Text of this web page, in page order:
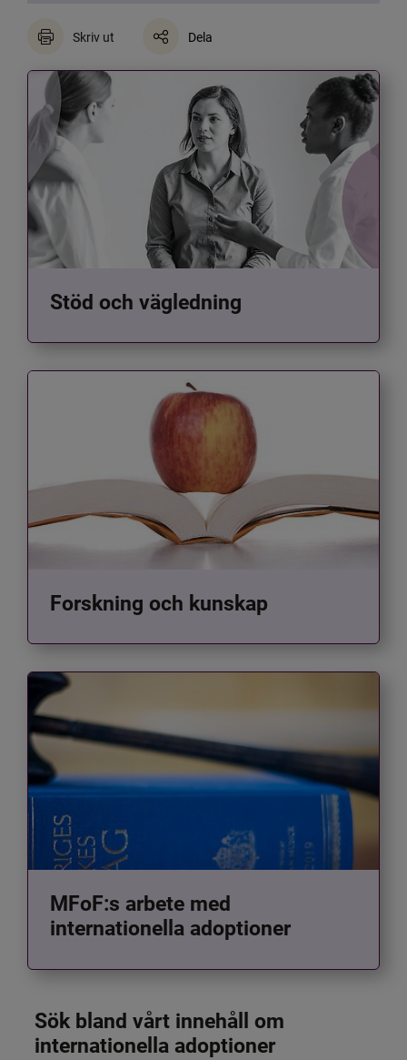
Skriv ut Dela
Stöd och vägledning
Forskning och kunskap
MFoF:s arbete med
internationella adoptioner
Sök bland vårt innehåll om
internationella adoptioner